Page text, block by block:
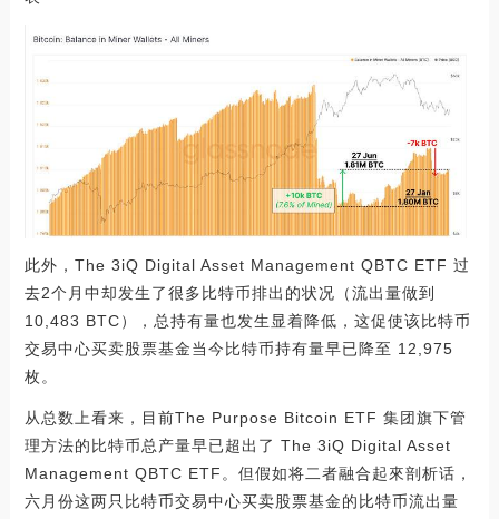
此外，The 3iQ Digital Asset Management QBTC ETF 过
去2个月中却发生了很多比特币排出的状况（流出量做到
10,483 BTC），总持有量也发生显着降低，这促使该比特币
交易中心买卖股票基金当今比特币持有量早已降至 12,975
枚。
从总数上看来，目前The Purpose Bitcoin ETF 集团旗下管
理方法的比特币总产量早已超出了 The 3iQ Digital Asset
Management QBTC ETF。但假如将二者融合起來剖析话，
六月份这两只比特币交易中心买卖股票基金的比特币流出量